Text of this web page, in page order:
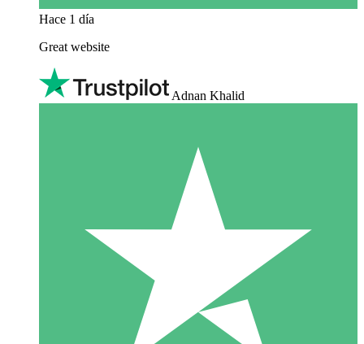
Hace 1 día
Great website
Adnan Khalid